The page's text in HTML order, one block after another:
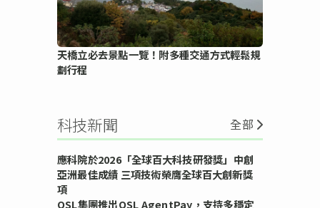
天橋立必去景點一覽！附多種交通方式輕鬆規
劃行程
科技新聞 全部
應科院於2026「全球百大科技研發獎」中創
亞洲最佳成績 三項技術榮膺全球百大創新獎
項
OSL集團推出OSL AgentPay，支持多穩定